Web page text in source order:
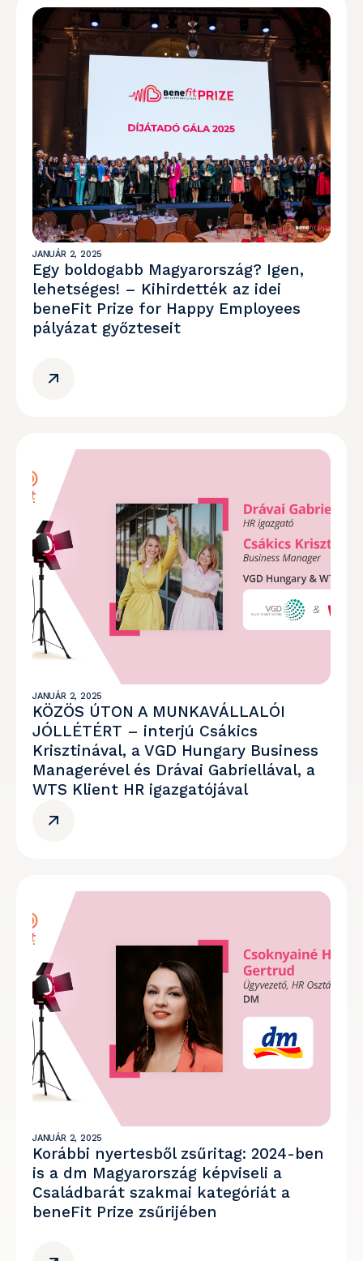
JANUÁR 2, 2025
Egy boldogabb Magyarország? Igen,
lehetséges! – Kihirdették az idei
beneFit Prize for Happy Employees
pályázat győzteseit
JANUÁR 2, 2025
KÖZÖS ÚTON A MUNKAVÁLLALÓI
JÓLLÉTÉRT – interjú Csákics
Krisztinával, a VGD Hungary Business
Managerével és Drávai Gabriellával, a
WTS Klient HR igazgatójával
JANUÁR 2, 2025
Korábbi nyertesből zsűritag: 2024-ben
is a dm Magyarország képviseli a
Családbarát szakmai kategóriát a
beneFit Prize zsűrijében